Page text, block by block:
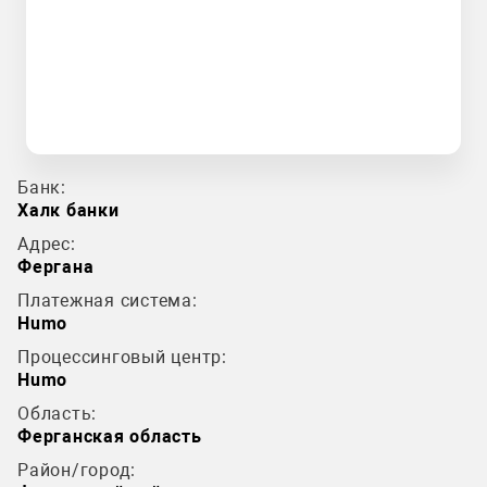
Банк:
Халк банки
Адрес:
Фергана
Платежная система:
Humo
Процессинговый центр:
Humo
Область:
Ферганская область
Район/город: